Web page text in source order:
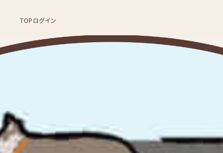
TOPログイン